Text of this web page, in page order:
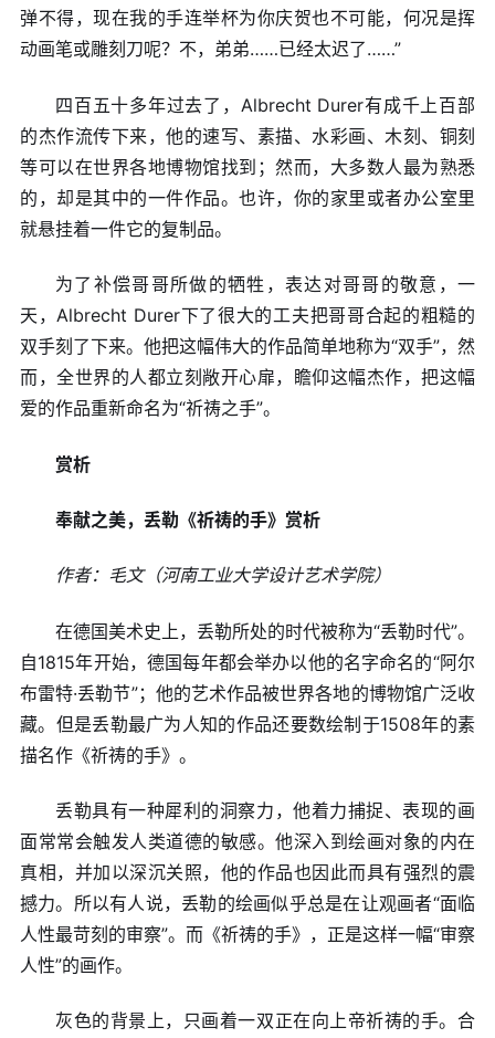
弹不得，现在我的手连举杯为你庆贺也不可能，何况是挥
动画笔或雕刻刀呢？不，弟弟……已经太迟了……”
四百五十多年过去了，Albrecht Durer有成千上百部
的杰作流传下来，他的速写、素描、水彩画、木刻、铜刻
等可以在世界各地博物馆找到；然而，大多数人最为熟悉
的，却是其中的一件作品。也许，你的家里或者办公室里
就悬挂着一件它的复制品。
为了补偿哥哥所做的牺牲，表达对哥哥的敬意，一
天，Albrecht Durer下了很大的工夫把哥哥合起的粗糙的
双手刻了下来。他把这幅伟大的作品简单地称为“双手”，然
而，全世界的人都立刻敞开心扉，瞻仰这幅杰作，把这幅
爱的作品重新命名为“祈祷之手”。
赏析
奉献之美，丢勒《祈祷的手》赏析
作者：毛文（河南工业大学设计艺术学院）
在德国美术史上，丢勒所处的时代被称为“丢勒时代”。
自1815年开始，德国每年都会举办以他的名字命名的“阿尔
布雷特·丢勒节”；他的艺术作品被世界各地的博物馆广泛收
藏。但是丢勒最广为人知的作品还要数绘制于1508年的素
描名作《祈祷的手》。
丢勒具有一种犀利的洞察力，他着力捕捉、表现的画
面常常会触发人类道德的敏感。他深入到绘画对象的内在
真相，并加以深沉关照，他的作品也因此而具有强烈的震
撼力。所以有人说，丢勒的绘画似乎总是在让观画者“面临
人性最苛刻的审察”。而《祈祷的手》，正是这样一幅“审察
人性”的画作。
灰色的背景上，只画着一双正在向上帝祈祷的手。合